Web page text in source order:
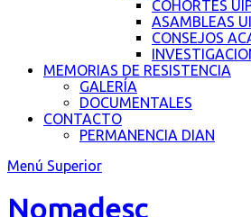
COHORTES
ASAMBLEAS
CONSEJOS
MEMORIAS DE RESISTENCIA
GALERÍA
DOCUMENTALES
CONTACTO
PERMANENCIA DIAN
Menú Superior
Nomadesc